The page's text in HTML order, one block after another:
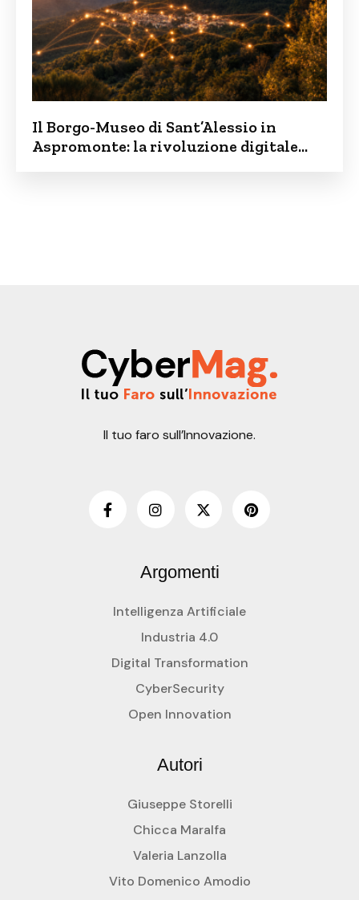
Il Borgo-Museo di Sant’Alessio in
Aspromonte: la rivoluzione digitale
Il tuo faro sull’Innovazione.
Argomenti
Intelligenza Artificiale
Industria 4.0
Digital Transformation
CyberSecurity
Open Innovation
Autori
Giuseppe Storelli
Chicca Maralfa
Valeria Lanzolla
Vito Domenico Amodio